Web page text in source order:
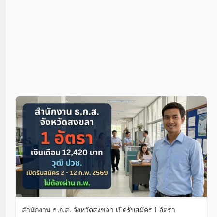
สํานักงาน ธ.ก.ส. จังหวัดสงขลา เปิดรับสมัคร 1 อัตรา